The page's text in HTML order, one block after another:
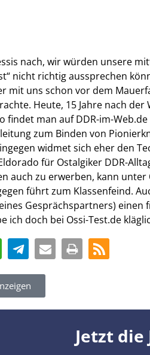
nach, wir würden unsere
nicht richtig aussprechen
mit uns schon vor dem
Heute, 15 Jahre nach
findet man auf DDR-im-
zum Binden von
widmet sich eher den
für Ostalgiker DDR-
auch zu erwerben, kann unter
führt zum Klassenfeind.
Gesprächspartners)
ich doch bei Ossi-Test.de
Jetzt die